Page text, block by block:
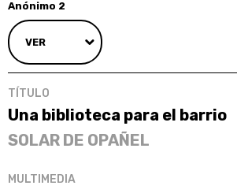
VER
Anónimo 2
Una biblioteca para el barrio
SOLAR DE OPAÑEL